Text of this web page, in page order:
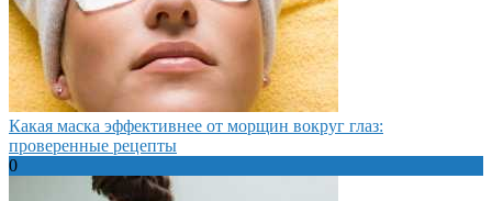
Какая маска эффективнее от морщин вокруг глаз:
проверенные рецепты
0